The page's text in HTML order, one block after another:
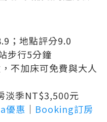
；地點評分9.0
步行5分鐘
不加床可免費與大人
淡季NT$3,500元
優惠 ｜ Booking訂房